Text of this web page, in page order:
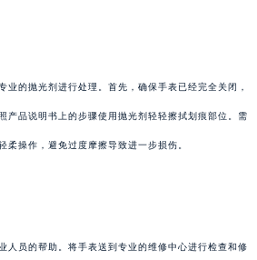
业的抛光剂进行处理。首先，确保手表已经完全关闭，
产品说明书上的步骤使用抛光剂轻轻擦拭划痕部位。需
柔操作，避免过度摩擦导致进一步损伤。
人员的帮助。将手表送到专业的维修中心进行检查和修